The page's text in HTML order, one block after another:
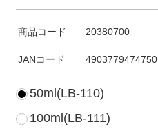
商品コード 20380700
JANコード 4903779474750
50ml(LB-110)
100ml(LB-111)